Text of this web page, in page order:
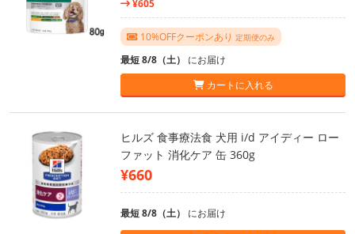
¥605
10%OFFクーポンあり 定期便のみ
最短 8/8（土） にお届け
カートに入れる
ヒルズ 食事療法食 犬用 i/d アイディー ロー
ファット 消化ケア 缶 360g
¥660
最短 8/8（土） にお届け